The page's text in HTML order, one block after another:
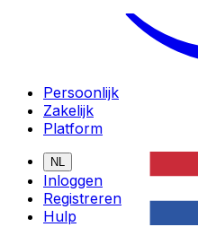
Persoonlijk
Zakelijk
Platform
NL
Inloggen
Registreren
Hulp